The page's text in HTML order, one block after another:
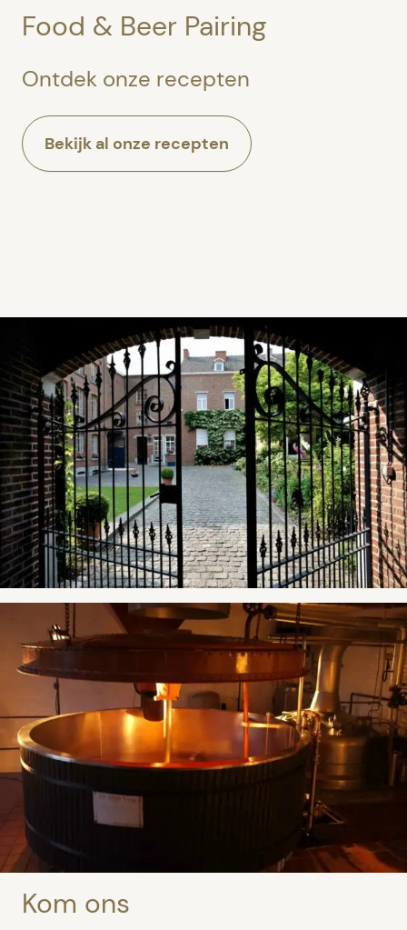
Food & Beer Pairing
Ontdek onze recepten
Bekijk al onze recepten
Kom ons